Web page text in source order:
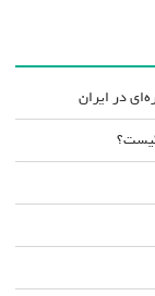
در ایران